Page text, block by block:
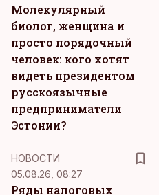
Молекулярный
биолог, женщина и
просто порядочный
человек: кого хотят
видеть президентом
русскоязычные
предприниматели
Эстонии?
НОВОСТИ
05.08.26, 08:27
Ряды налоговых